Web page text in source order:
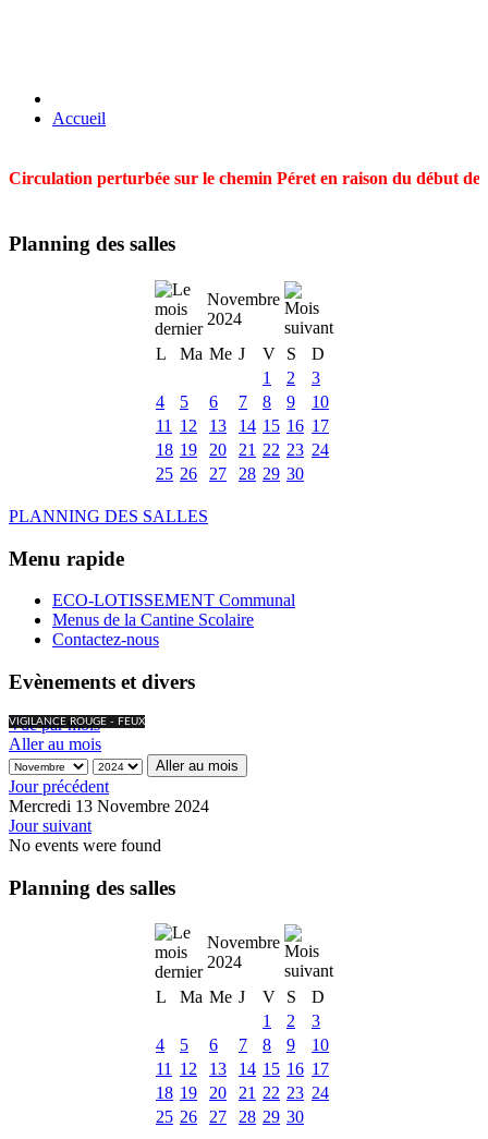
Accueil
Circulation perturbée sur le chemin Péret en raison du début
Planning des salles
Novembre
2024
L
Ma Me J V S
D
1
2
3
4
5 6 7 8 9
10
11
12 13 14 15 16 17
18 19 20 21 22 23 24
25 26 27 28 29 30
PLANNING DES SALLES
Menu rapide
ECO-LOTISSEMENT Communal
Menus de la Cantine Scolaire
Contactez-nous
Evènements et divers
VIGILANCE ROUGE - FEUX
Vue par mois
Aller au mois
Aller au mois
Jour précédent
Mercredi 13 Novembre 2024
Jour suivant
No events were found
Planning des salles
Novembre
2024
L
Ma Me J V S
D
1
2
3
4
5 6 7 8 9
10
11
12 13 14 15 16 17
18 19 20 21 22 23 24
25 26 27 28 29 30